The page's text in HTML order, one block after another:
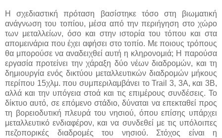
Η σχεδιαστική πρόταση βασίστηκε τόσο στη βιωματική
ανάγνωση του τοπίου, μέσα από την περιήγηση στο χώρο
των μεταλλείων, όσο και στην ιστορία του τόπου και στα
απομεινάρια που έχει αφήσει στο τοπίο. Με ποιους τρόπους
θα μπορούσε να αναδειχθεί αυτή η κληρονομιά; Η παρούσα
εργασία προτείνει την χάραξη δύο νέων διαδρομών, και τη
δημιουργία ενός δικτύου μεταλλευτικών διαδρομών μήκους
περίπου 15χλμ. που συμπεριλαμβάνει το Trail 3, 3A, και 3Β,
αλλά και την υπόγεια στοά και τις επιμέρους συνδέσεις. Το
δίκτυο αυτό, σε επόμενο στάδιο, δύναται να επεκταθεί προς
τη βορειοδυτική πλευρά του νησιού, όπου επίσης υπάρχει
μεταλλευτικό ενδιαφέρον, και να συνδεθεί με τις υπόλοιπες
πεζοπορικές διαδρομές του νησιού. Στόχος είναι η